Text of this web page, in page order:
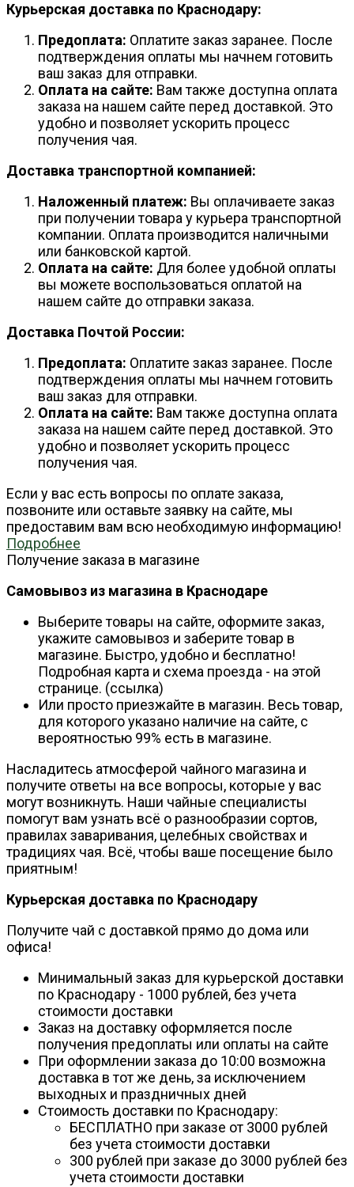
Курьерская доставка по Краснодару:
Предоплата: Оплатите заказ заранее. После
подтверждения оплаты мы начнем готовить
ваш заказ для отправки.
Оплата на сайте: Вам также доступна оплата
заказа на нашем сайте перед доставкой. Это
удобно и позволяет ускорить процесс
получения чая.
Доставка транспортной компанией:
Наложенный платеж: Вы оплачиваете заказ
при получении товара у курьера транспортной
компании. Оплата производится наличными
или банковской картой.
Оплата на сайте: Для более удобной оплаты
вы можете воспользоваться оплатой на
нашем сайте до отправки заказа.
Доставка Почтой России:
Предоплата: Оплатите заказ заранее. После
подтверждения оплаты мы начнем готовить
ваш заказ для отправки.
Оплата на сайте: Вам также доступна оплата
заказа на нашем сайте перед доставкой. Это
удобно и позволяет ускорить процесс
получения чая.
Если у вас есть вопросы по оплате заказа,
позвоните или оставьте заявку на сайте, мы
предоставим вам всю необходимую информацию!
Подробнее
Получение заказа в магазине
Самовывоз из магазина в Краснодаре
Выберите товары на сайте, оформите заказ,
укажите самовывоз и заберите товар в
магазине. Быстро, удобно и бесплатно!
Подробная карта и схема проезда - на этой
странице. (ссылка)
Или просто приезжайте в магазин. Весь товар,
для которого указано наличие на сайте, с
вероятностью 99% есть в магазине.
Насладитесь атмосферой чайного магазина и
получите ответы на все вопросы, которые у вас
могут возникнуть. Наши чайные специалисты
помогут вам узнать всё о разнообразии сортов,
правилах заваривания, целебных свойствах и
традициях чая. Всё, чтобы ваше посещение было
приятным!
Курьерская доставка по Краснодару
Получите чай с доставкой прямо до дома или
офиса!
Минимальный заказ для курьерской доставки
по Краснодару - 1000 рублей, без учета
стоимости доставки
Заказ на доставку оформляется после
получения предоплаты или оплаты на сайте
При оформлении заказа до 10:00 возможна
доставка в тот же день, за исключением
выходных и праздничных дней
Стоимость доставки по Краснодару:
БЕСПЛАТНО при заказе от 3000 рублей
без учета стоимости доставки
300 рублей при заказе до 3000 рублей без
учета стоимости доставки